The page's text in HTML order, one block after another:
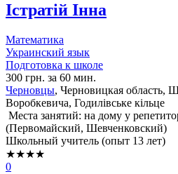
Істратій Інна
Математика
Украинский язык
Подготовка к школе
300 грн. за 60 мин.
Черновцы, Черновицкая область,
Воробкевича, Годилівське кільце
Места занятий: на дому у
(Первомайский, Шевченковский)
Школьный учитель (опыт 13 лет)
★★★★
0